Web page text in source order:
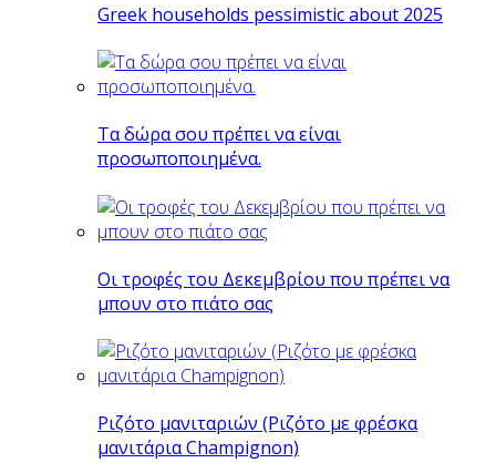
Greek households pessimistic about 2025
Tα δώρα σου πρέπει να είναι
προσωποποιημένα.
Οι τροφές του Δεκεμβρίου που πρέπει να
μπουν στο πιάτο σας
Ριζότο μανιταριών (Ριζότο με φρέσκα
μανιτάρια Champignon)